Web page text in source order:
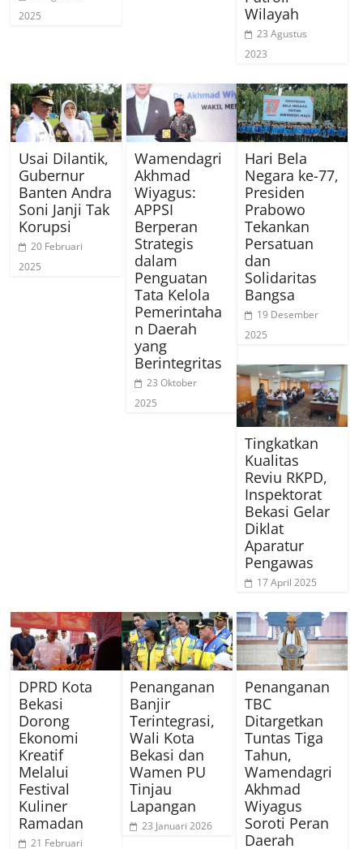
2025
Wilayah
23 Agustus
2023
Usai Dilantik,
Gubernur
Banten Andra
Soni Janji Tak
Korupsi
20 Februari
2025
Wamendagri
Akhmad
Wiyagus:
APPSI
Berperan
Strategis
dalam
Penguatan
Tata Kelola
Pemerintaha
n Daerah
yang
Berintegritas
23 Oktober
2025
Hari Bela
Negara ke-77,
Presiden
Prabowo
Tekankan
Persatuan
dan
Solidaritas
Bangsa
19 Desember
2025
Tingkatkan
Kualitas
Reviu RKPD,
Inspektorat
Bekasi Gelar
Diklat
Aparatur
Pengawas
17 April 2025
DPRD Kota
Bekasi
Dorong
Ekonomi
Kreatif
Melalui
Festival
Kuliner
Ramadan
21 Februari
Penanganan
Banjir
Terintegrasi,
Wali Kota
Bekasi dan
Wamen PU
Tinjau
Lapangan
23 Januari 2026
Penanganan
TBC
Ditargetkan
Tuntas Tiga
Tahun,
Wamendagri
Akhmad
Wiyagus
Soroti Peran
Daerah